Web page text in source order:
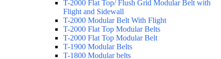
T-2000 Flat Top/ Flush Grid Modular Belt with
Flight and Sidewall
T-2000 Modular Belt With Flight
T-2000 Flat Top Modular Belts
T-2000 Flat Top Modular Belt
T-1900 Modular Belts
T-1800 Modular belts